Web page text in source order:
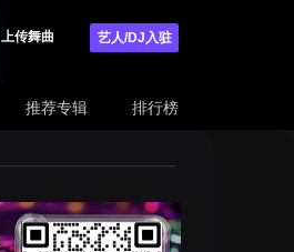
上传舞曲 艺人/DJ入驻
推荐专辑 排行榜